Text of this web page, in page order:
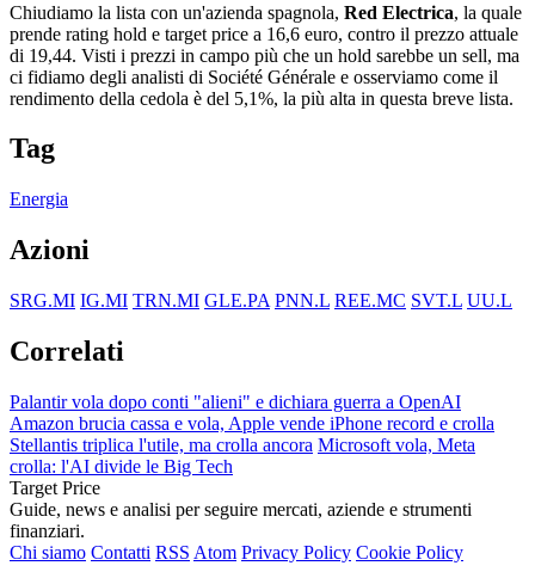
Chiudiamo la lista con un'azienda spagnola, Red Electrica, la quale
prende rating hold e target price a 16,6 euro, contro il prezzo attuale
di 19,44. Visti i prezzi in campo più che un hold sarebbe un sell, ma
ci fidiamo degli analisti di Société Générale e osserviamo come il
rendimento della cedola è del 5,1%, la più alta in questa breve lista.
Tag
Energia
Azioni
SRG.MI IG.MI TRN.MI GLE.PA PNN.L REE.MC SVT.L UU.L
Correlati
Palantir vola dopo conti "alieni" e dichiara guerra a OpenAI
Amazon brucia cassa e vola, Apple vende iPhone record e crolla
Stellantis triplica l'utile, ma crolla ancora Microsoft vola, Meta
crolla: l'AI divide le Big Tech
Target Price
Guide, news e analisi per seguire mercati, aziende e strumenti
finanziari.
Chi siamo Contatti RSS Atom Privacy Policy Cookie Policy